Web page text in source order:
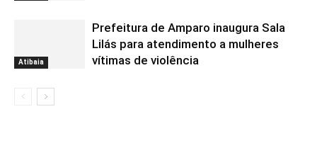
Atibaia
Prefeitura de Amparo inaugura Sala
Lilás para atendimento a mulheres
vítimas de violência